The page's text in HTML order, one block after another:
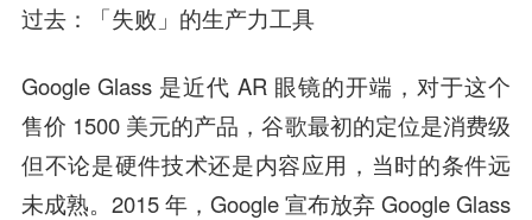
过去：「失败」的生产力工具
Google Glass 是近代 AR 眼镜的开端，对于这个
售价 1500 美元的产品，谷歌最初的定位是消费级
但不论是硬件技术还是内容应用，当时的条件远
未成熟。2015 年，Google 宣布放弃 Google Glass